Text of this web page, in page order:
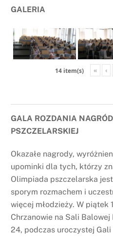
GALERIA
14 item(s) « ‹
GALA ROZDANIA
PSZCZELARSKIEJ
Okazałe nagrody,
upominki dla tych, którzy
Olimpiada pszczelarska
sporym rozmachem i
więcej młodzieży. W piątek
Chrzanowie na Sali Balowej
24, podczas uroczystej